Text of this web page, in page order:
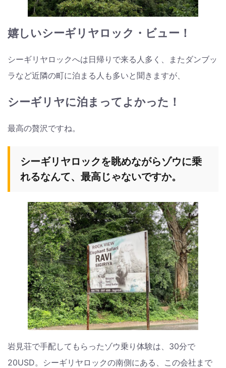
嬉しいシーギリヤロック・ビュー！
シーギリヤロックへは日帰りで来る人多く、またダンブッ
ラなど近隣の町に泊まる人も多いと聞きますが、
シーギリヤに泊まってよかった！
最高の贅沢ですね。
シーギリヤロックを眺めながらゾウに乗
れるなんて、最高じゃないですか。
岩見荘で手配してもらったゾウ乗り体験は、30分で
20USD。シーギリヤロックの南側にある、この会社まで